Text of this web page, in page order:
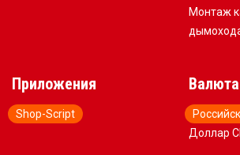
Монтаж
Приложения
Shop-Script
Валюта
Доллар